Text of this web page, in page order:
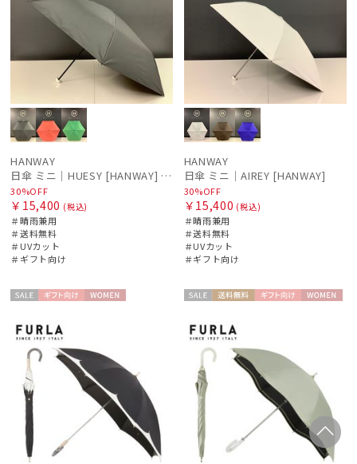
HANWAY
日傘 ミニ｜HUESY [HANWAY] @yucca.mmm様ご紹介アイテム
30%OFF
￥15,400 (税込)
＃晴雨兼用
＃送料無料
＃UVカット
＃ギフト向け
HANWAY
日傘 ミニ｜AIREY [HANWAY]
30%OFF
￥15,400 (税込)
＃晴雨兼用
＃送料無料
＃UVカット
＃ギフト向け
ル
向け
ル
料